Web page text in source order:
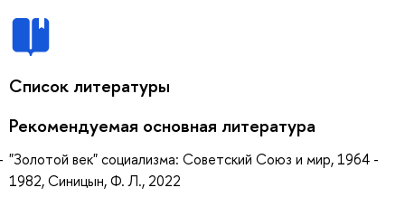
Список литературы
Рекомендуемая основная литература
"Золотой век" социализма: Советский Союз и мир, 1964 -
1982, Синицын, Ф. Л., 2022